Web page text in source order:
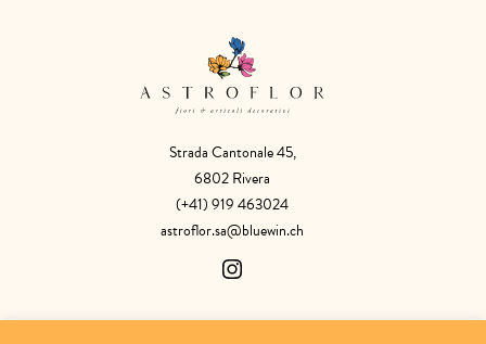
Strada Cantonale 45,
6802 Rivera
(+41) 919 463024
astroflor.sa@bluewin.ch